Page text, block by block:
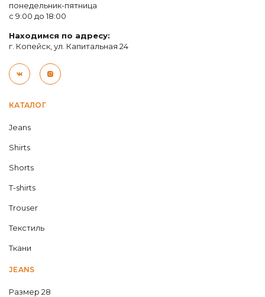
КАТАЛОГ
Jeans
Shirts
Shorts
T-shirts
Trouser
Текстиль
Ткани
JEANS
Размер 28
понедельник-пятница
с 9:00 до 18:00
Находимся по адресу:
г. Копейск, ул. Капитальная 24